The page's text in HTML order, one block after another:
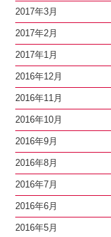
2017年3月
2017年2月
2017年1月
2016年12月
2016年11月
2016年10月
2016年9月
2016年8月
2016年7月
2016年6月
2016年5月